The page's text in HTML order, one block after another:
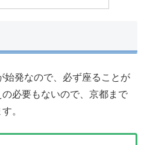
始発なので、必ず座ることが
必要もないので、京都まで
。